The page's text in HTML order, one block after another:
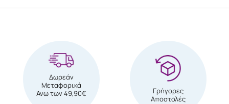
Δωρεάν
Μεταφορικά
Άνω των 49,90€
Γρήγορες
Αποστολές